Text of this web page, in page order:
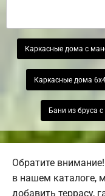
Каркасные дома с
Каркасные дома
Бани из бруса
Обратите
в нашем каталоге,
добавить террасу,